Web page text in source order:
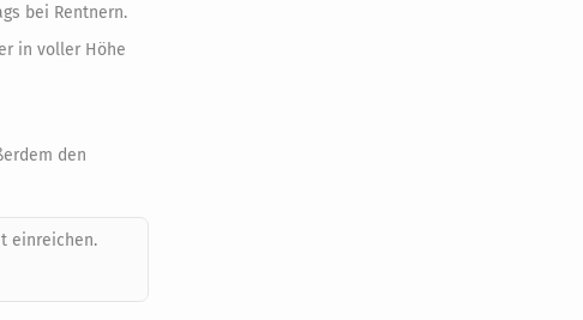
bei Rentnern.
in voller Höhe
den
einreichen.